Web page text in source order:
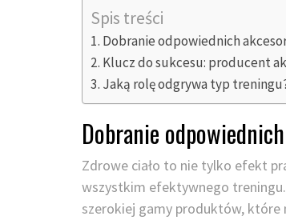
Spis treści
Dobranie odpowiednich
Klucz do sukcesu: producent
Jaką rolę odgrywa typ
Dobranie
Zdrowe ciało to nie tylko efekt
wszystkim efektywnego
szerokiej gamy produktów, które